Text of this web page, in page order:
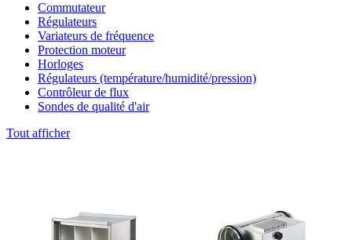
Commutateur
Régulateurs
Variateurs de fréquence
Protection moteur
Horloges
Régulateurs (température/humidité/pression)
Contrôleur de flux
Sondes de qualité d'air
Tout afficher